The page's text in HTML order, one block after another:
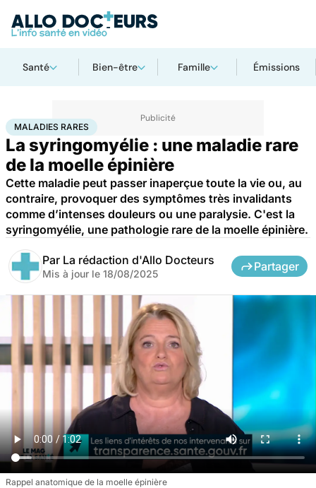
Santé Bien-être Famille Émissions
AccueilSantéMaladies Maladies raresMaladies rares
MALADIES RARES
La syringomyélie : une maladie rare
de la moelle épinière
Cette maladie peut passer inaperçue toute la vie ou, au
contraire, provoquer des symptômes très invalidants
comme d’intenses douleurs ou une paralysie. C'est la
syringomyélie, une pathologie rare de la moelle épinière.
Par La rédaction d'Allo Docteurs
Mis à jour le 18/08/2025
Partager
Rappel anatomique de la moelle épinière